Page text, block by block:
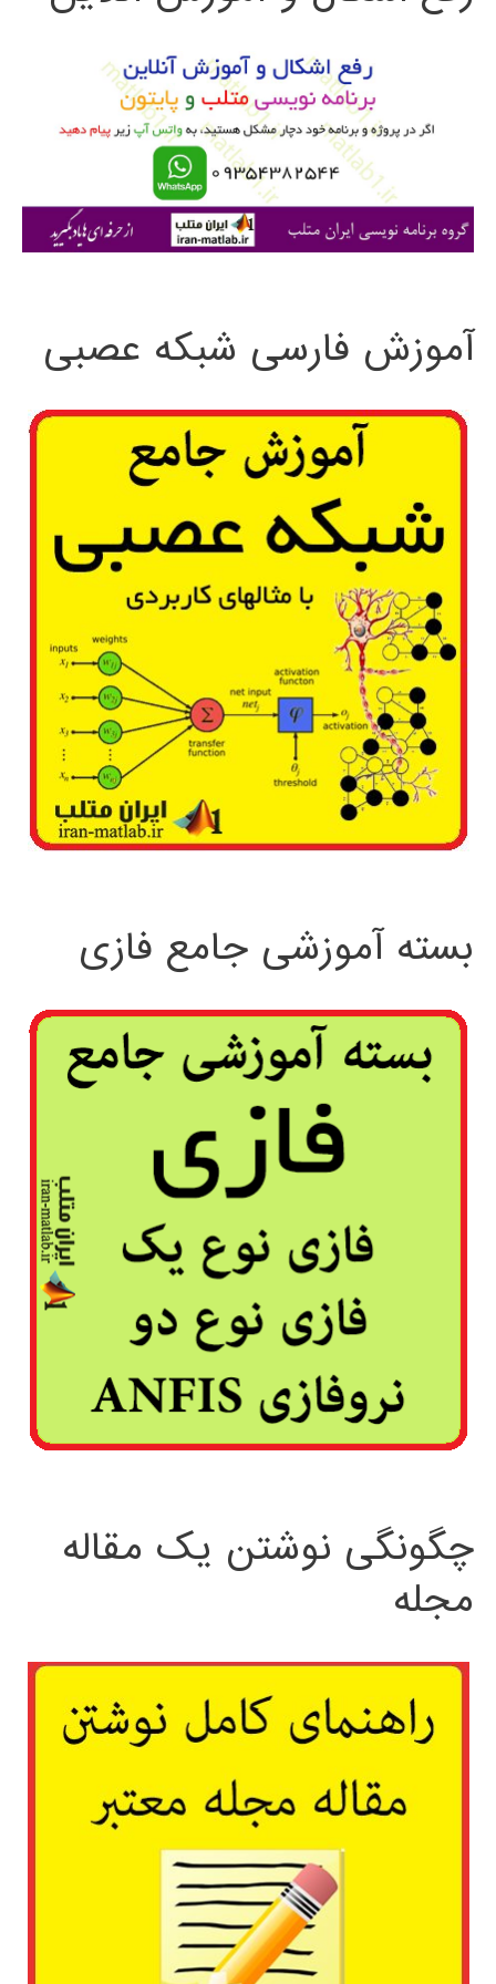
ی
آموزش فارسی شبکه عصبی
بسته آموزشی جامع فازی
چگونگی نوشتن یک مقاله
مجله